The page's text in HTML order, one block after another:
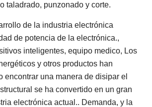
taladrado, punzonado y corte.
de la industria electrónica
de potencia de la electrónica.,
inteligentes, equipo medico, Los
y otros productos han
encontrar una manera de disipar el
se ha convertido en un gran
electrónica actual.. Demanda, y la